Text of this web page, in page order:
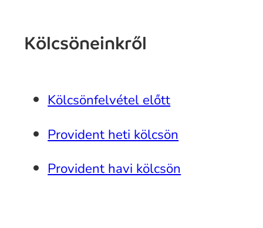
Kölcsöneinkről
Kölcsönfelvétel előtt
Provident heti kölcsön
Provident havi kölcsön